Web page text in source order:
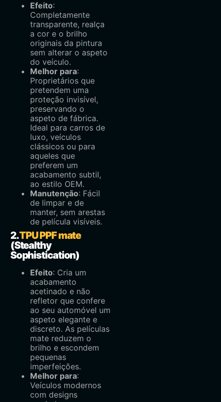
Efeito:
Completamente
transparente, realça
a cor e o brilho
originais da pintura
sem alterar o aspeto
do veículo.
Melhor para:
Proprietários que
pretendem uma
proteção invisível,
preservando o
aspeto de fábrica.
Ideal para carros de
luxo, veículos
clássicos ou para
aqueles que
preferem um
acabamento subtil,
ao estilo OEM.
Manutenção: Fácil
de limpar e de
manter, sem arestas
de película visíveis.
2.TPU PPF mate
(Stealthy
Sophistication)
Efeito: Cria um
acabamento
acetinado e não
refletor que confere
ao seu automóvel um
aspeto elegante e
discreto. As películas
mate reduzem o
brilho e escondem
pequenas
imperfeições.
Melhor para:
Veículos modernos
com designs